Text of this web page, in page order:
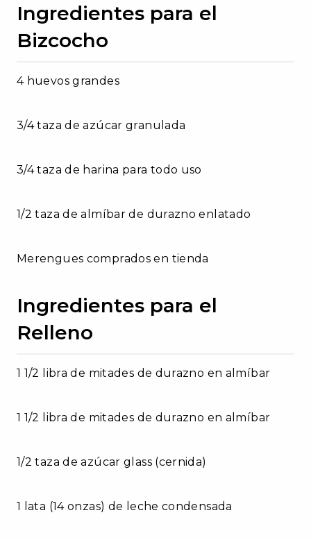
Ingredientes para el
Bizcocho
4 huevos grandes
3/4 taza de azúcar granulada
3/4 taza de harina para todo uso
1/2 taza de almíbar de durazno enlatado
Merengues comprados en tienda
Ingredientes para el
Relleno
1 1/2 libra de mitades de durazno en almíbar
1 1/2 libra de mitades de durazno en almíbar
1/2 taza de azúcar glass (cernida)
1 lata (14 onzas) de leche condensada